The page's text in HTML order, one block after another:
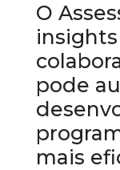
O
pode
mais